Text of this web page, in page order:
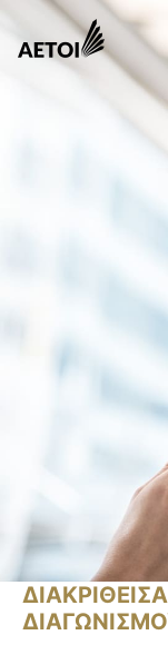
ΔΙΑΓΩΝΙΣΜΟΥ